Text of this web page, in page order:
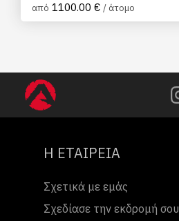
από 1100.00 € / άτομο
Η ΕΤΑΙΡΕΙΑ
Σχετικά με εμάς
Σχεδίασε την εκδρομή σου